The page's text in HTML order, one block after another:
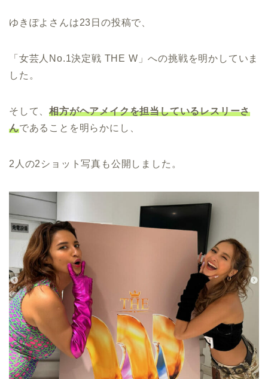
ゆきぽよさんは23日の投稿で、
「女芸人No.1決定戦 THE W」への挑戦を明かしていま
した。
そして、相方がヘアメイクを担当しているレスリーさ
んであることを明らかにし、
2人の2ショット写真も公開しました。